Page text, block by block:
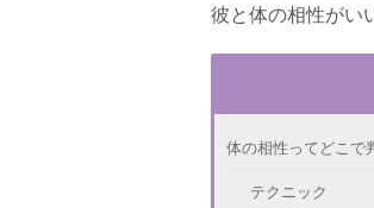
彼と体の相性がい
体の相性ってどこで
テクニック